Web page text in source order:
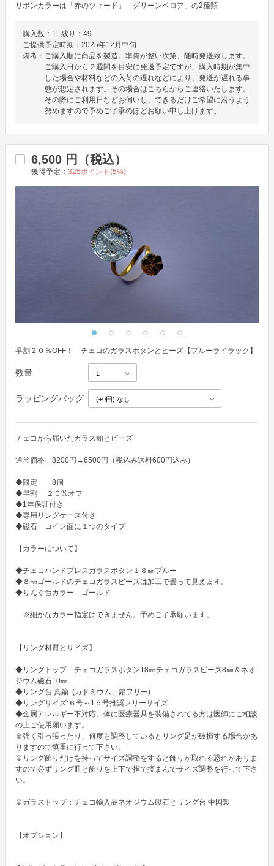
リボンカラーは「赤のツィード」「グリーンベロア」の2種類
購入数： 1 残り： 49
ご提供予定時期： 2025年12月中旬
備考： ご購入順に商品を製造。準備が整い次第、随時発送致します。
ご購入日から２週間を目安に発送予定ですが、購入時期が集中
した場合や材料などの入荷の遅れなどにより、発送が遅れる事
態が想定されます。その場合はこちらからご連絡いたします。
その際にご利用日などお伺いし、できるだけご希望に沿うよう
努めますので予めご了承のほどお願い申し上げます。
6,500 円（税込）
獲得予定： 325ポイント(5%)
早割２０％OFF！ チェコのガラスボタンとビーズ【ブルーライラック】
数量
ラッピングバッグ
チェコから届いたガラス釦とビーズ
通常価格　8200円→6500円（税込み送料600円込み）
◆限定　　8個
◆早割　 ２０%オフ
◆1年保証付き
◆専用リングケース付き
◆磁石　コイン面に１つのタイプ
【カラーについて】
◆チェコハンドプレスガラスボタン１８㎜ブルー
◆８㎜ゴールドのチェコガラスビーズは加工で曇って見えます。
◆りんぐ台カラー　ゴールド
※細かなカラー指定はできません。予めご了承願います。
【リング材質とサイズ】
◆リングトップ　チェコガラスボタン18㎜チェコガラスビーズ8㎜＆ネオ
ジウム磁石10㎜
◆リング台:真鍮  (カドミウム、鉛フリー)
◆リングサイズ:６号～1５号推奨フリーサイズ
◆金属アレルギー不対応。体に医療器具を装備されてる方は医師にご相談
の上ご使用願います。
※強く引っ張ったり、何度も調整しているとリング足が破損する場合があ
りますので慎重に行って下さい。
※リング飾りだけを持ってサイズ調整をすると飾りが取れる恐れがありま
すので必ずリング皿と飾りを上下で指で摘まんでサイズ調整を行って下さ
い。
※ガラストップ：チェコ輸入品ネオジウム磁石とリング台 中国製
【オプション】